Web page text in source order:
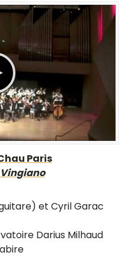
Paris
et Cyril Garac
Darius Milhaud